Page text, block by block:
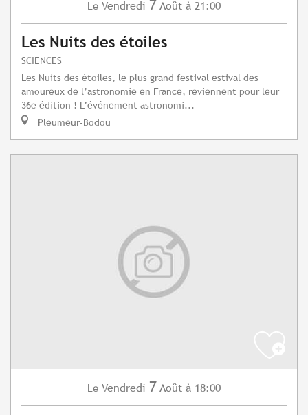
Le Vendredi 7 Août à 21:00
Les Nuits des étoiles
SCIENCES
Les Nuits des étoiles, le plus grand festival estival des
amoureux de l’astronomie en France, reviennent pour leur
36e édition ! L’événement astronomi...
Pleumeur-Bodou
Le Vendredi 7 Août à 18:00